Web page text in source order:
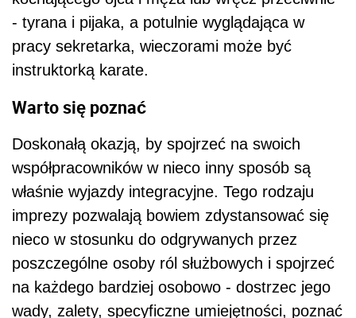
- tyrana i pijaka, a potulnie wyglądająca w
pracy sekretarka, wieczorami może być
instruktorką karate.
Warto się poznać
Doskonałą okazją, by spojrzeć na swoich
współpracowników w nieco inny sposób są
właśnie wyjazdy integracyjne. Tego rodzaju
imprezy pozwalają bowiem zdystansować się
nieco w stosunku do odgrywanych przez
poszczególne osoby ról służbowych i spojrzeć
na każdego bardziej osobowo - dostrzec jego
wady, zalety, specyficzne umiejętności, poznać